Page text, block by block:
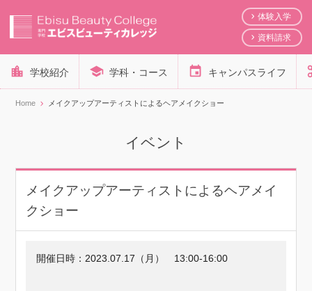
体験入学
資料請求
学校紹介 学科・コース キャンパスライフ
Home メイクアップアーティストによるヘアメイクショー
イベント
メイクアップアーティストによるヘアメイ
クショー
開催日時： 2023.07.17（月） 13:00-16:00